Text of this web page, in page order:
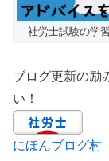
社労士試験の学
ブログ更新の励
い！
にほんブログ村